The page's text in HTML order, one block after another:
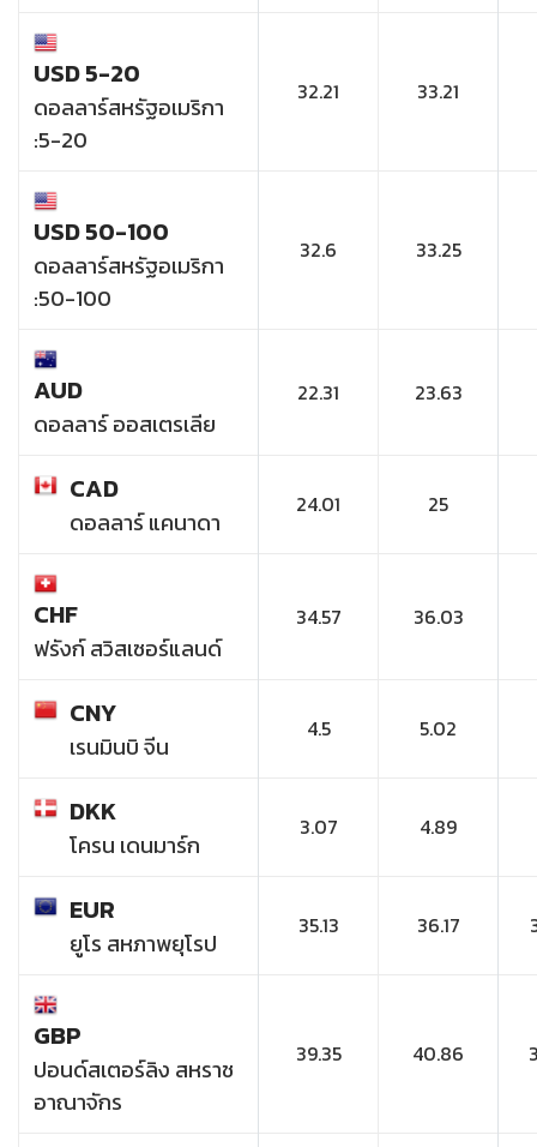
USD 5-20
ดอลลาร์สหรัฐอเมริกา
:5-20
32.21 33.21
USD 50-100
ดอลลาร์สหรัฐอเมริกา
:50-100
32.6 33.25
AUD
ดอลลาร์ ออสเตรเลีย
22.31 23.63
CAD
ดอลลาร์ แคนาดา
24.01 25
CHF
ฟรังก์ สวิสเซอร์แลนด์
34.57 36.03
CNY
เรนมินบิ จีน
4.5 5.02
DKK
โครน เดนมาร์ก
3.07 4.89
EUR
ยูโร สหภาพยุโรป
35.13 36.17
GBP
ปอนด์สเตอร์ลิง สหราช
อาณาจักร
39.35 40.86